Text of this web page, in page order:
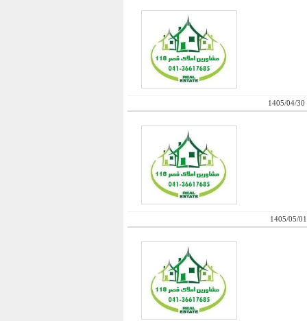
1405/04/30
1405/05/01